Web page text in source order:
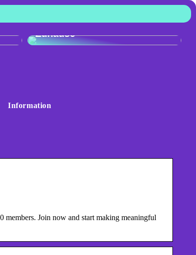
Skandinavisches Flair für Ihr
Zuhause
Information
Join now and start making meaningful